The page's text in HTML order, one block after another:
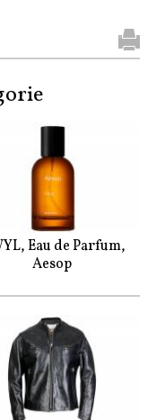
Eau de Parfum,
Aesop